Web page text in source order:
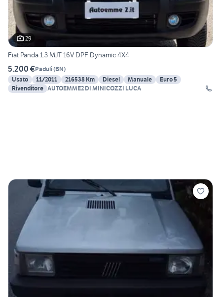
29
Fiat Panda 1.3 MJT 16V DPF Dynamic 4X4
5.200 €Paduli(BN)
Usato
11/2011 216538 Km Diesel Manuale
Euro 5
Rivenditore AUTOEMME2 DI MINICOZZI LUCA